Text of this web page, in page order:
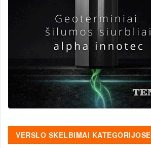
VERSLO SKELBIMAI KATEGORIJOSE